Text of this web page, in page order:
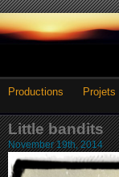
Productions Projets
Little bandits
November 19th, 2014